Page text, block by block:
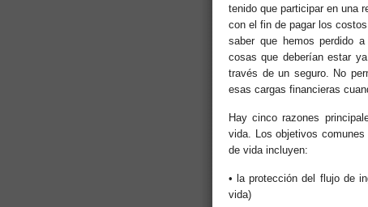
tenido que participar en una
con el fin de pagar los
saber que hemos perdido
cosas que deberían estar
través de un seguro. No
esas cargas financieras
Hay cinco razones
vida. Los objetivos
de vida incluyen:
• la protección del flujo de
vida)